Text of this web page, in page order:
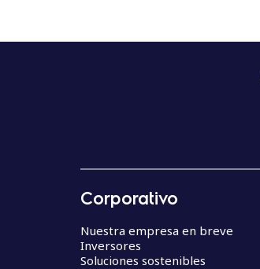
Corporativo
Nuestra empresa en breve
Inversores
Soluciones sostenibles